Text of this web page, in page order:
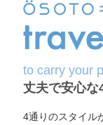
to carry your
丈夫で安心な
4通りのスタイル